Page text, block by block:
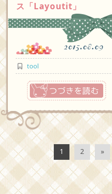
ス「Layoutit」
2015.08.09
tool
1 2 »